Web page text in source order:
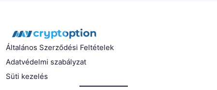
Általános Szerződési Feltételek
Adatvédelmi szabályzat
Süti kezelés